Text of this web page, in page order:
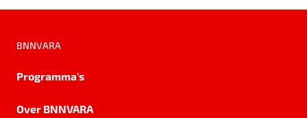
BNNVARA
Programma's
Over BNNVARA